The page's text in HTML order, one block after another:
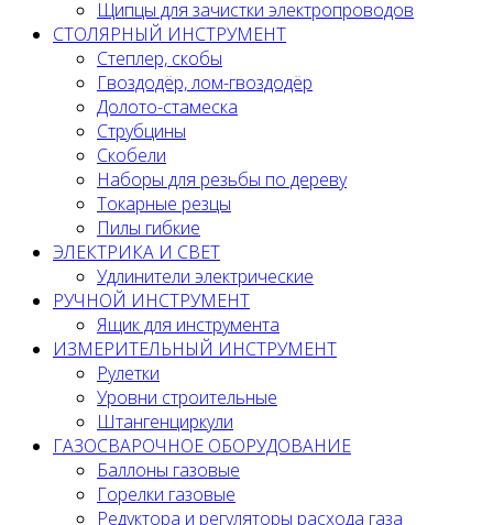
Щипцы для зачистки электропроводов
СТОЛЯРНЫЙ ИНСТРУМЕНТ
Степлер, скобы
Гвоздодёр, лом-гвоздодёр
Долото-стамеска
Струбцины
Скобели
Наборы для резьбы по дереву
Токарные резцы
Пилы гибкие
ЭЛЕКТРИКА И СВЕТ
Удлинители электрические
РУЧНОЙ ИНСТРУМЕНТ
Ящик для инструмента
ИЗМЕРИТЕЛЬНЫЙ ИНСТРУМЕНТ
Рулетки
Уровни строительные
Штангенциркули
ГАЗОСВАРОЧНОЕ ОБОРУДОВАНИЕ
Баллоны газовые
Горелки газовые
Редуктора и регуляторы расхода газа